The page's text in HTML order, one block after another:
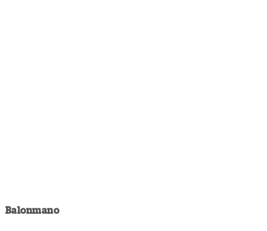
Balonmano